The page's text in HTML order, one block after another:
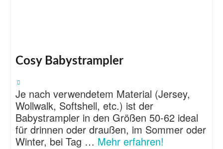
Cosy Babystrampler
Je nach verwendetem Material (Jersey,
Wollwalk, Softshell, etc.) ist der
Babystrampler in den Größen 50-62 ideal
für drinnen oder draußen, im Sommer oder
Winter, bei Tag … Mehr erfahren!